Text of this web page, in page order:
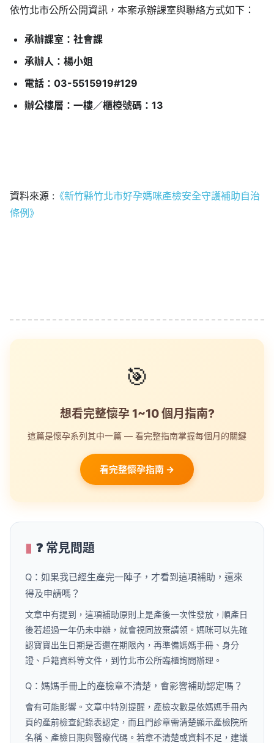
依竹北市公所公開資訊，本案承辦課室與聯絡方式如下：
承辦課室：社會課
承辦人：楊小姐
電話：03-5515919#129
辦公樓層：一樓／櫃檯號碼：13
資料來源 : 《新竹縣竹北市好孕媽咪產檢安全守護補助自治
條例》
🎯
想看完整懷孕 1~10 個月指南?
這篇是懷孕系列其中一篇 — 看完整指南掌握每個月的關鍵
看完整懷孕指南 →
❓ 常見問題
Q：如果我已經生產完一陣子，才看到這項補助，還來
得及申請嗎？
文章中有提到，這項補助原則上是產後一次性發放，順產日
後若超過一年仍未申辦，就會視同放棄請領。媽咪可以先確
認寶寶出生日期是否還在期限內，再準備媽媽手冊、身分
證、戶籍資料等文件，到竹北市公所臨櫃詢問辦理。
Q：媽媽手冊上的產檢章不清楚，會影響補助認定嗎？
會有可能影響。文章中特別提醒，產檢次數是依媽媽手冊內
頁的產前檢查紀錄表認定，而且門診章需清楚顯示產檢院所
名稱、產檢日期與醫療代碼。若章不清楚或資料不足，建議